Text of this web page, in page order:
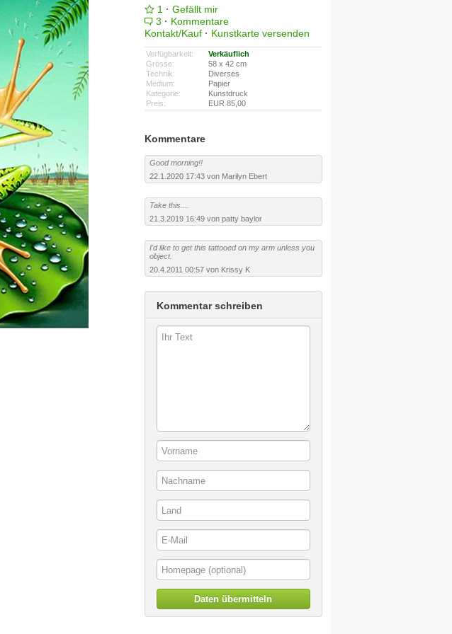
1 · Gefällt mir
3 · Kommentare
Kontakt/Kauf · Kunstkarte versenden
Verfügbarkeit:
Verkäuflich
Grösse:
58 x 42 cm
Technik:
Diverses
Medium:
Papier
Kategorie:
Kunstdruck
Preis:
EUR 85,00
Kommentare
Good morning!!
22.1.2020 17:43 von Marilyn Ebert
Take this....
21.3.2019 16:49 von patty baylor
I'd like to get this tattooed on my arm unless you
object.
20.4.2011 00:57 von Krissy K
Kommentar schreiben
Daten übermitteln